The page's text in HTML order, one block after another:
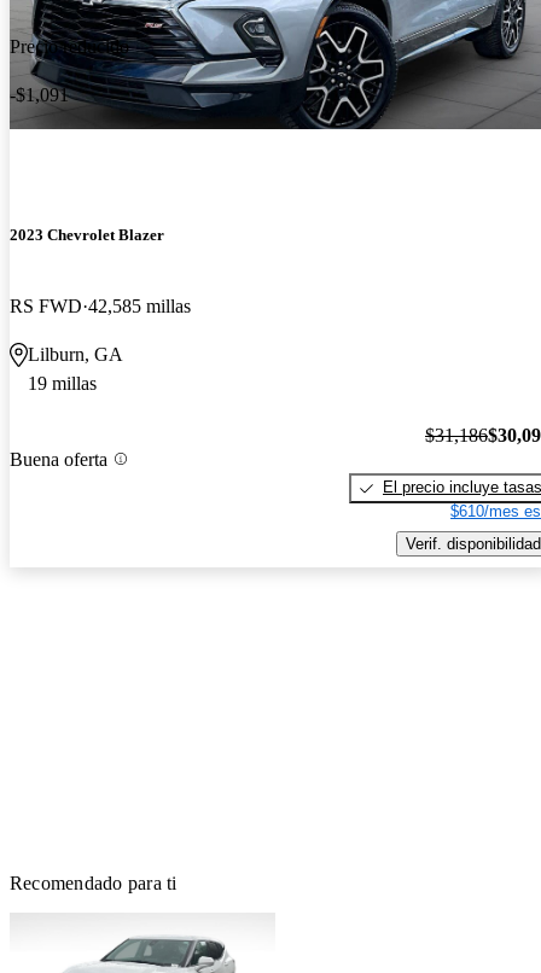
Precio reducido
-$1,091
2023 Chevrolet Blazer
RS FWD 42,585 millas
Lilburn, GA
19 millas
Buena oferta
$31,186
El precio incluye tasas
$610/mes
Verif. disponibilidad
Recomendado para ti